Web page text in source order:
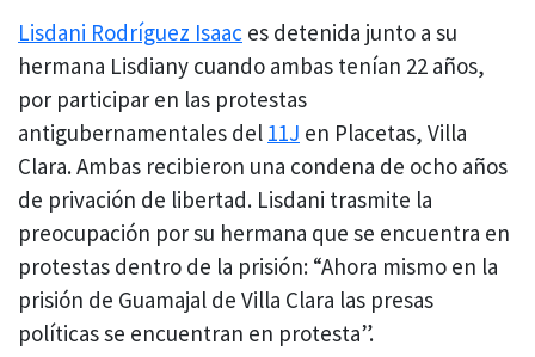
Lisdani Rodríguez Isaac es detenida junto a su
hermana Lisdiany cuando ambas tenían 22 años,
por participar en las protestas
antigubernamentales del 11J en Placetas, Villa
Clara. Ambas recibieron una condena de ocho años
de privación de libertad. Lisdani trasmite la
preocupación por su hermana que se encuentra en
protestas dentro de la prisión: “Ahora mismo en la
prisión de Guamajal de Villa Clara las presas
políticas se encuentran en protesta”.